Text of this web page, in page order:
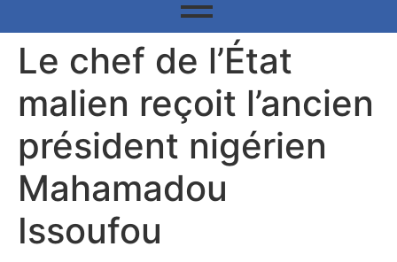
Le chef de l’État
malien reçoit l’ancien
président nigérien
Mahamadou
Issoufou